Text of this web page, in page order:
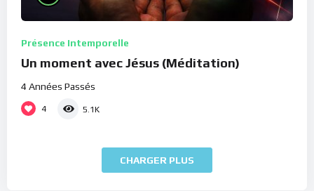
Présence Intemporelle
Un moment avec Jésus (Méditation)
4 Années Passés
4 5.1K
CHARGER PLUS